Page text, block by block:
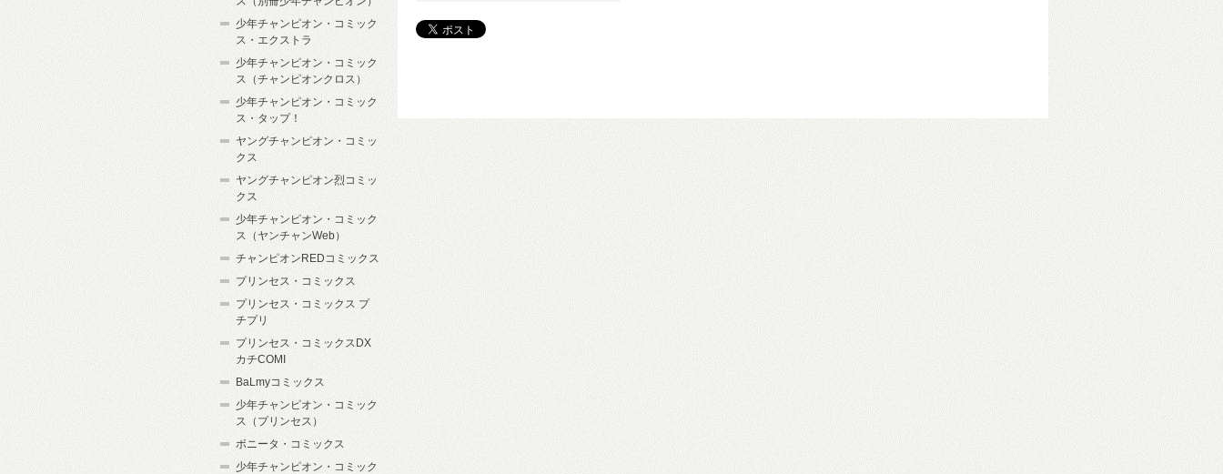
少年チャンピオン・コミック
ス・エクストラ
少年チャンピオン・コミック
ス（チャンピオンクロス）
少年チャンピオン・コミック
ス・タップ！
ヤングチャンピオン・コミッ
クス
ヤングチャンピオン烈コミッ
クス
少年チャンピオン・コミック
ス（ヤンチャンWeb）
チャンピオンREDコミックス
プリンセス・コミックス
プリンセス・コミックス プ
チプリ
プリンセス・コミックスDX
カチCOMI
BaLmyコミックス
少年チャンピオン・コミック
ス（プリンセス）
ボニータ・コミックス
少年チャンピオン・コミック